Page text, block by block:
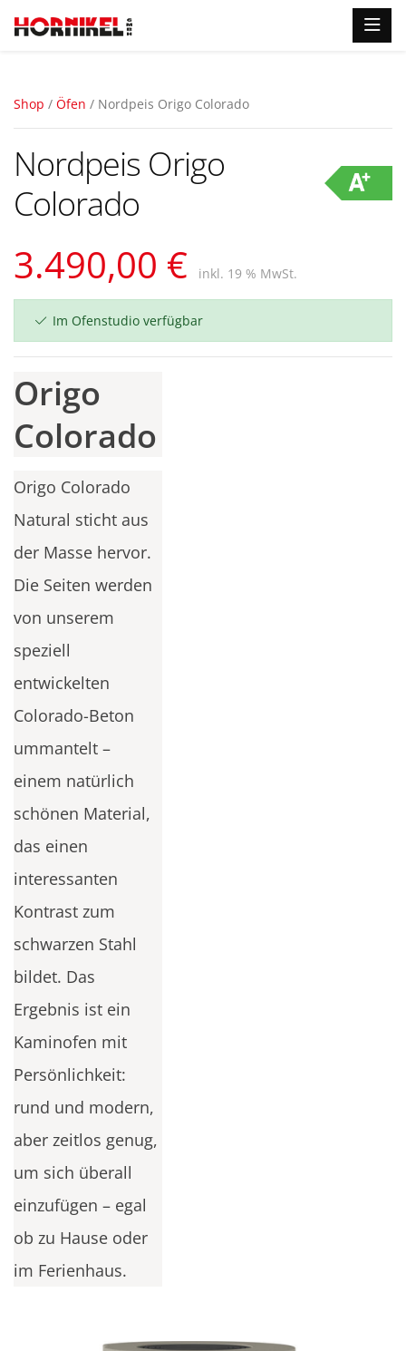
Shop / Öfen / Nordpeis Origo Colorado
Nordpeis Origo
Colorado
3.490,00 € inkl. 19 % MwSt.
Im Ofenstudio verfügbar
Origo
Colorado
Origo Colorado
Natural sticht aus
der Masse hervor.
Die Seiten werden
von unserem
speziell
entwickelten
Colorado-Beton
ummantelt –
einem natürlich
schönen Material,
das einen
interessanten
Kontrast zum
schwarzen Stahl
bildet. Das
Ergebnis ist ein
Kaminofen mit
Persönlichkeit:
rund und modern,
aber zeitlos genug,
um sich überall
einzufügen – egal
ob zu Hause oder
im Ferienhaus.